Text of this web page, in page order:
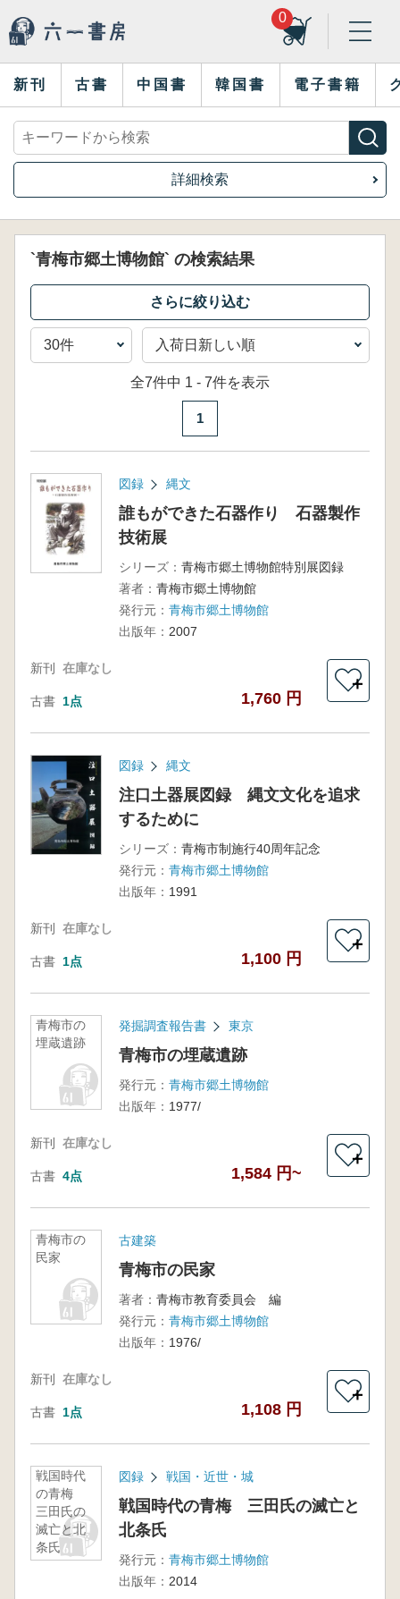
0
新刊 古書 中国書 韓国書 電子書籍
詳細検索
`青梅市郷土博物館` の検索結果
全7件中 1 - 7件を表示
1
図録 縄文
誰もができた石器作り 石器製作
技術展
シリーズ： 青梅市郷土博物館特別展図録
著者： 青梅市郷土博物館
発行元： 青梅市郷土博物館
出版年： 2007
新刊 在庫なし
古書 1点 1,760 円
＋
図録 縄文
注口土器展図録 縄文文化を追求
するために
シリーズ： 青梅市制施行40周年記念
発行元： 青梅市郷土博物館
出版年： 1991
新刊 在庫なし
古書 1点 1,100 円
＋
青梅市の
埋蔵遺跡
発掘調査報告書 東京
青梅市の埋蔵遺跡
発行元： 青梅市郷土博物館
出版年： 1977/
新刊 在庫なし
古書 4点 1,584 円~
＋
青梅市の
民家
古建築
青梅市の民家
著者： 青梅市教育委員会 編
発行元： 青梅市郷土博物館
出版年： 1976/
新刊 在庫なし
古書 1点 1,108 円
＋
戦国時代
の青梅
三田氏の
滅亡と北
条氏
図録 戦国・近世・城
戦国時代の青梅 三田氏の滅亡と
北条氏
発行元： 青梅市郷土博物館
出版年： 2014